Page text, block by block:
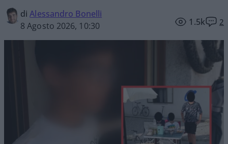
diAlessandro Bonelli
8 Agosto 2026, 10:30
1.5k 2